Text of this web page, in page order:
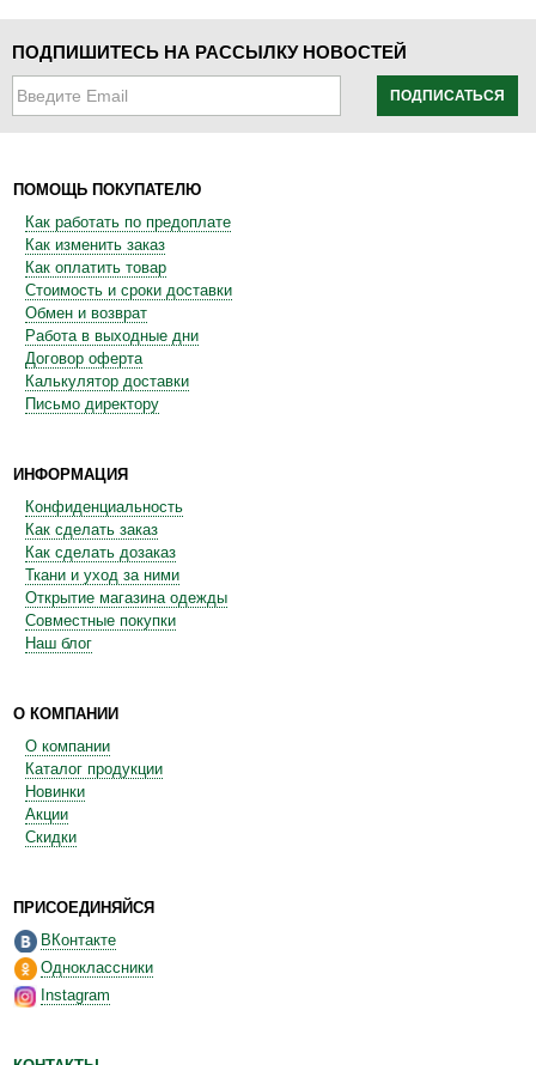
ПОДПИШИТЕСЬ НА РАССЫЛКУ НОВОСТЕЙ
ПОДПИСАТЬСЯ
ПОМОЩЬ ПОКУПАТЕЛЮ
Как работать по предоплате
Как изменить заказ
Как оплатить товар
Стоимость и сроки доставки
Обмен и возврат
Работа в выходные дни
Договор оферта
Калькулятор доставки
Письмо директору
ИНФОРМАЦИЯ
Конфиденциальность
Как сделать заказ
Как сделать дозаказ
Ткани и уход за ними
Открытие магазина одежды
Совместные покупки
Наш блог
О КОМПАНИИ
О компании
Каталог продукции
Новинки
Акции
Скидки
ПРИСОЕДИНЯЙСЯ
ВКонтакте
Одноклассники
Instagram